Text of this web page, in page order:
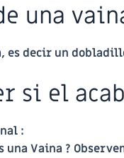
una
es decir un
si el
:
una Vaina ?